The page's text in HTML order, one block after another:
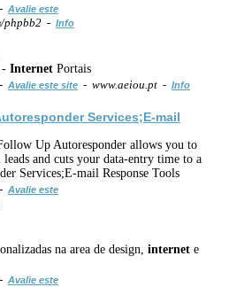
Avalie este
phpbb2 - Info
- Internet Portais
Avalie este site - www.aeiou.pt - Info
Services;E-mail
Up Autoresponder allows you to
and cuts your data-entry time to a
Services;E-mail Response Tools
Avalie este
na area de design, internet e
Avalie este